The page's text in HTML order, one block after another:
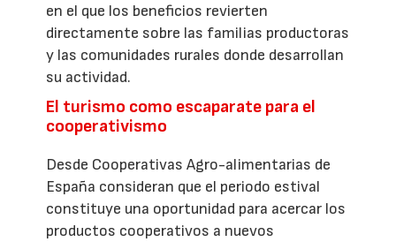
en el que los beneficios revierten
directamente sobre las familias productoras
y las comunidades rurales donde desarrollan
su actividad.
El turismo como escaparate para el
cooperativismo
Desde Cooperativas Agro-alimentarias de
España consideran que el periodo estival
constituye una oportunidad para acercar los
productos cooperativos a nuevos